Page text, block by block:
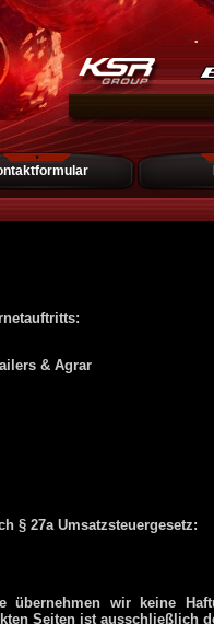
& Agrar
§ 27a Umsatzsteuergesetz:
übernehmen wir keine
Seiten ist ausschließlich